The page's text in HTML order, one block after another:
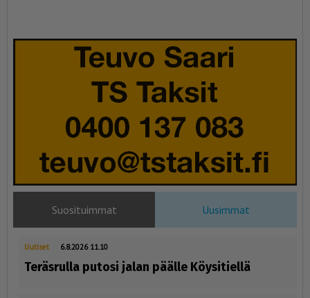
Suosituimmat Uusimmat
Uutiset 6.8.2026 11.10
Teräsrulla putosi jalan päälle Köysitiellä